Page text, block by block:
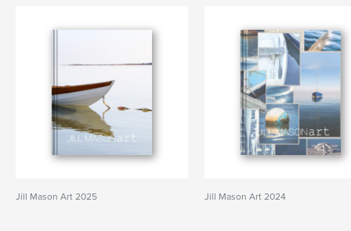
Jill Mason Art 2025 Jill Mason Art 2024